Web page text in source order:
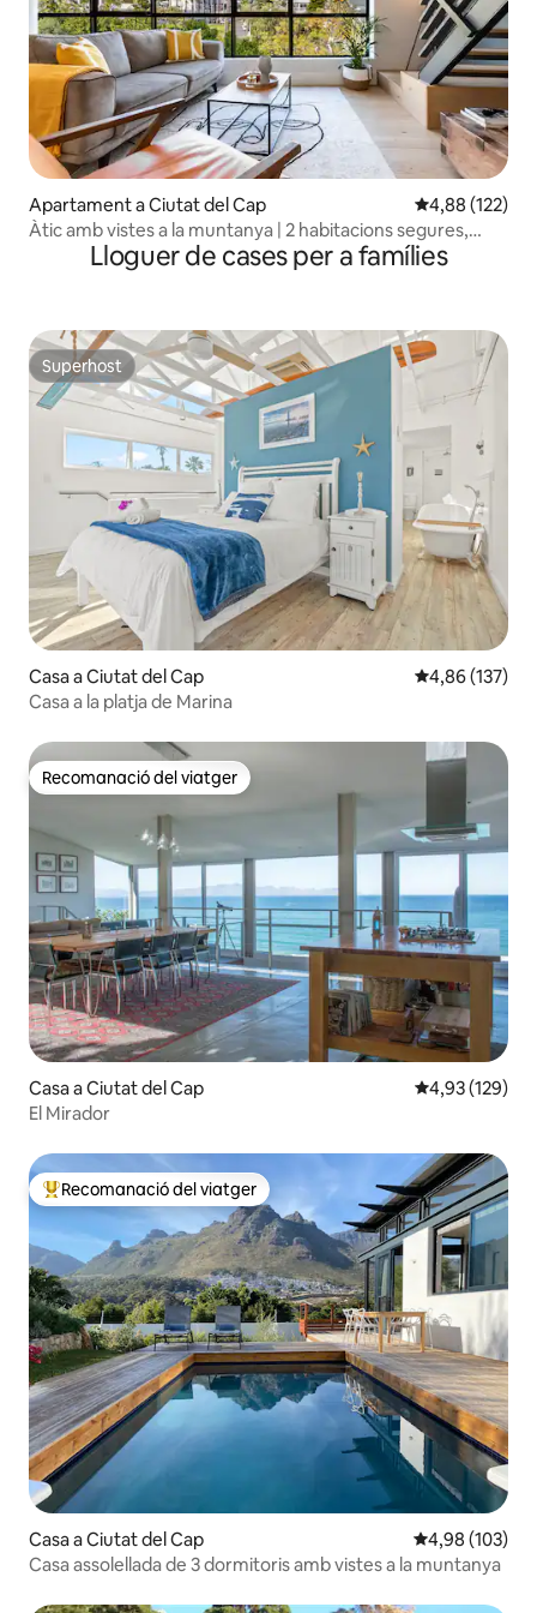
Apartament a Ciutat del Cap 4,88 de
4,88 (122)
Àtic amb vistes a la muntanya | 2 habitacions segures,
vistes i piscinaLloguer de cases per a famílies
Superhost
Superhost
Casa a Ciutat del Cap 4,86 de
4,86 (137)
Casa a la platja de Marina
Recomanació del viatger
Recomanació del viatger
Casa a Ciutat del Cap 4,93 de
4,93 (129)
El Mirador
Principals recomanacions dels viatgers
Recomanació del viatger
Casa a Ciutat del Cap 4,98 de
4,98 (103)
Casa assolellada de 3 dormitoris amb vistes a la muntanya